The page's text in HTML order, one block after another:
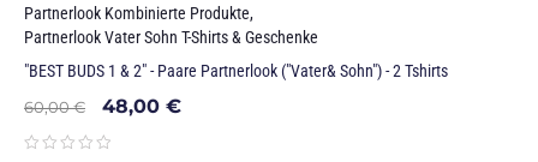
Partnerlook Kombinierte Produkte,
Partnerlook Vater Sohn T-Shirts & Geschenke
"BEST BUDS 1 & 2" - Paare Partnerlook ("Vater& Sohn") - 2 Tshirts
60,00€ 48,00 €